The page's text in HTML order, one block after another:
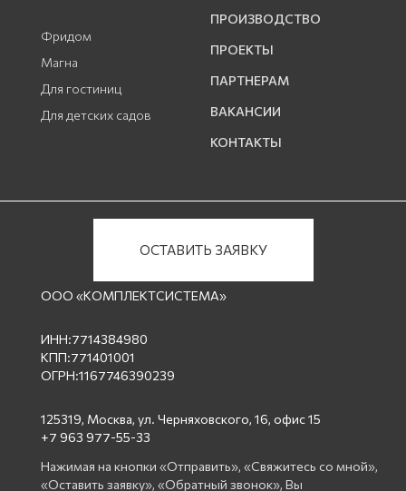
ОСТАВИТЬ ЗАЯВКУ
Фридом
Магна
Для гостиниц
Для детских садов
ПРОИЗВОДСТВО
ПРОЕКТЫ
ПАРТНЕРАМ
ВАКАНСИИ
КОНТАКТЫ
ООО «КОМПЛЕКТСИСТЕМА»
ИНН:7714384980
КПП:771401001
ОГРН:1167746390239
125319, Москва, ул. Черняховского, 16, офис 15
+7 963 977-55-33
Нажимая на кнопки «Отправить», «Свяжитесь со мной»,
«Оставить заявку», «Обратный звонок», Вы